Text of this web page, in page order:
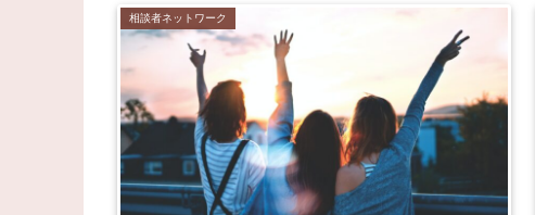
相談者ネットワーク